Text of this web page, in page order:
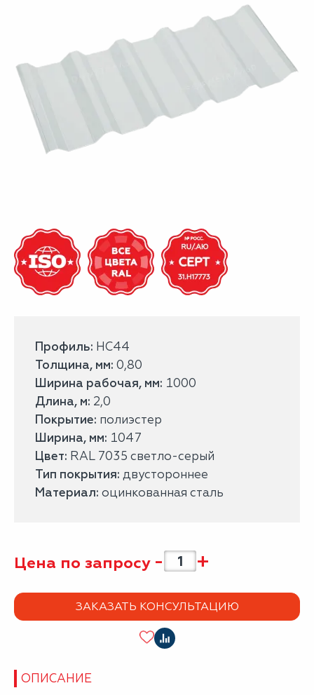
Профиль: НС44
Толщина, мм: 0,80
Ширина рабочая, мм: 1000
Длина, м: 2,0
Покрытие: полиэстер
Ширина, мм: 1047
Цвет: RAL 7035 светло-серый
Тип покрытия: двустороннее
Материал: оцинкованная сталь
Цена по запросу - +
ЗАКАЗАТЬ КОНСУЛЬТАЦИЮ
ОПИСАНИЕ